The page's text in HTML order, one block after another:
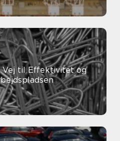
Vej til Effektivitet og